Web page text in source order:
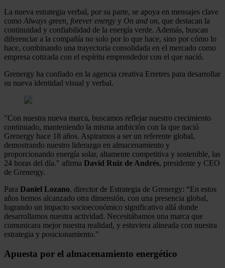
La nueva estrategia verbal, por su parte, se apoya en mensajes clave
como Always green, forever energy y On and on, que destacan la
continuidad y confiabilidad de la energía verde. Además, buscan
diferenciar a la compañía no solo por lo que hace, sino por cómo lo
hace, combinando una trayectoria consolidada en el mercado como
empresa cotizada con el espíritu emprendedor con el que nació.
Grenergy ha confiado en la agencia creativa Erretres para desarrollar
su nueva identidad visual y verbal.
"Con nuestra nueva marca, buscamos reflejar nuestro crecimiento
continuado, manteniendo la misma ambición con la que nació
Grenergy hace 18 años. Aspiramos a ser un referente global,
demostrando nuestro liderazgo en almacenamiento y
proporcionando energía solar, altamente competitiva y sostenible, las
24 horas del día." afirma David Ruiz de Andrés, presidente y CEO
de Grenergy.
Para Daniel Lozano, director de Estrategia de Grenergy: “En estos
años hemos alcanzado otra dimensión, con una presencia global,
logrando un impacto socioeconómico significativo allá donde
desarrollamos nuestra actividad. Necesitábamos una marca que
comunicara mejor nuestra realidad, y estuviera alineada con nuestra
estrategia y posicionamiento."
Apuesta por el almacenamiento energético